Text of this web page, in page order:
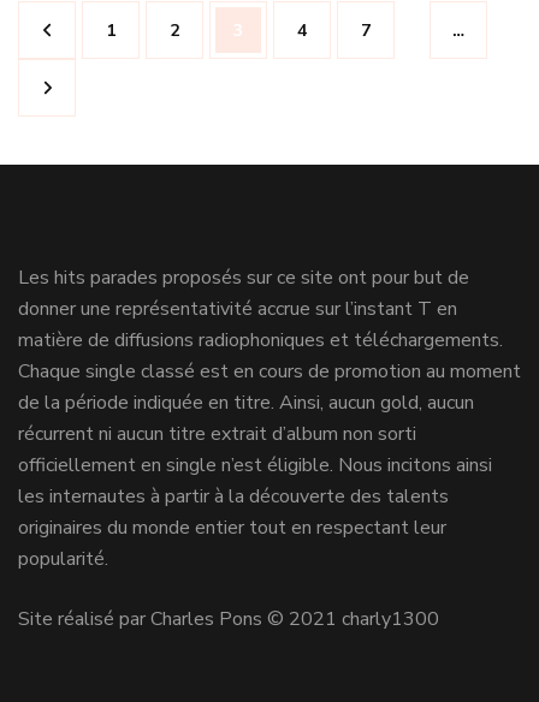
Navigation
des
articles
Page
1 Page
2 Page
3 Page
4 …
Page
7
Les hits parades proposés sur ce site ont pour but de
donner une représentativité accrue sur l’instant T en
matière de diffusions radiophoniques et téléchargements.
Chaque single classé est en cours de promotion au moment
de la période indiquée en titre. Ainsi, aucun gold, aucun
récurrent ni aucun titre extrait d’album non sorti
officiellement en single n’est éligible. Nous incitons ainsi
les internautes à partir à la découverte des talents
originaires du monde entier tout en respectant leur
popularité.
Site réalisé par Charles Pons © 2021 charly1300